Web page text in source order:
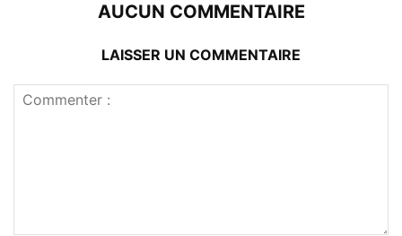
AUCUN COMMENTAIRE
LAISSER UN COMMENTAIRE